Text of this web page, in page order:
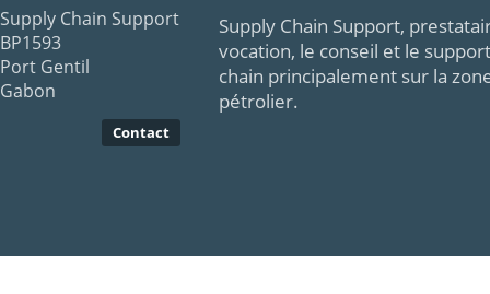
Supply Chain Support
BP1593
Port Gentil
Gabon
Contact
Supply Chain Support,
vocation, le conseil et le
chain principalement sur la
pétrolier.